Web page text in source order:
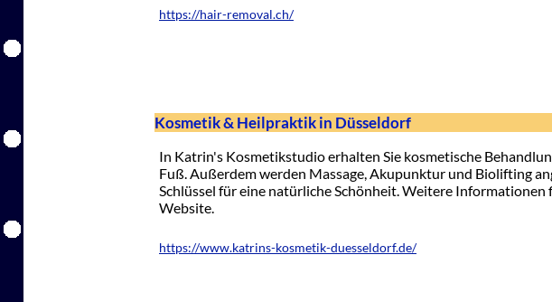
https://hair-removal.ch/
Kosmetik & Heilpraktik in Düsseldorf
In Katrin's Kosmetikstudio erhalten Sie kosmetische
Fuß. Außerdem werden Massage, Akupunktur und Biolifting
Schlüssel für eine natürliche Schönheit. Weitere Informationen
Website.
https://www.katrins-kosmetik-duesseldorf.de/